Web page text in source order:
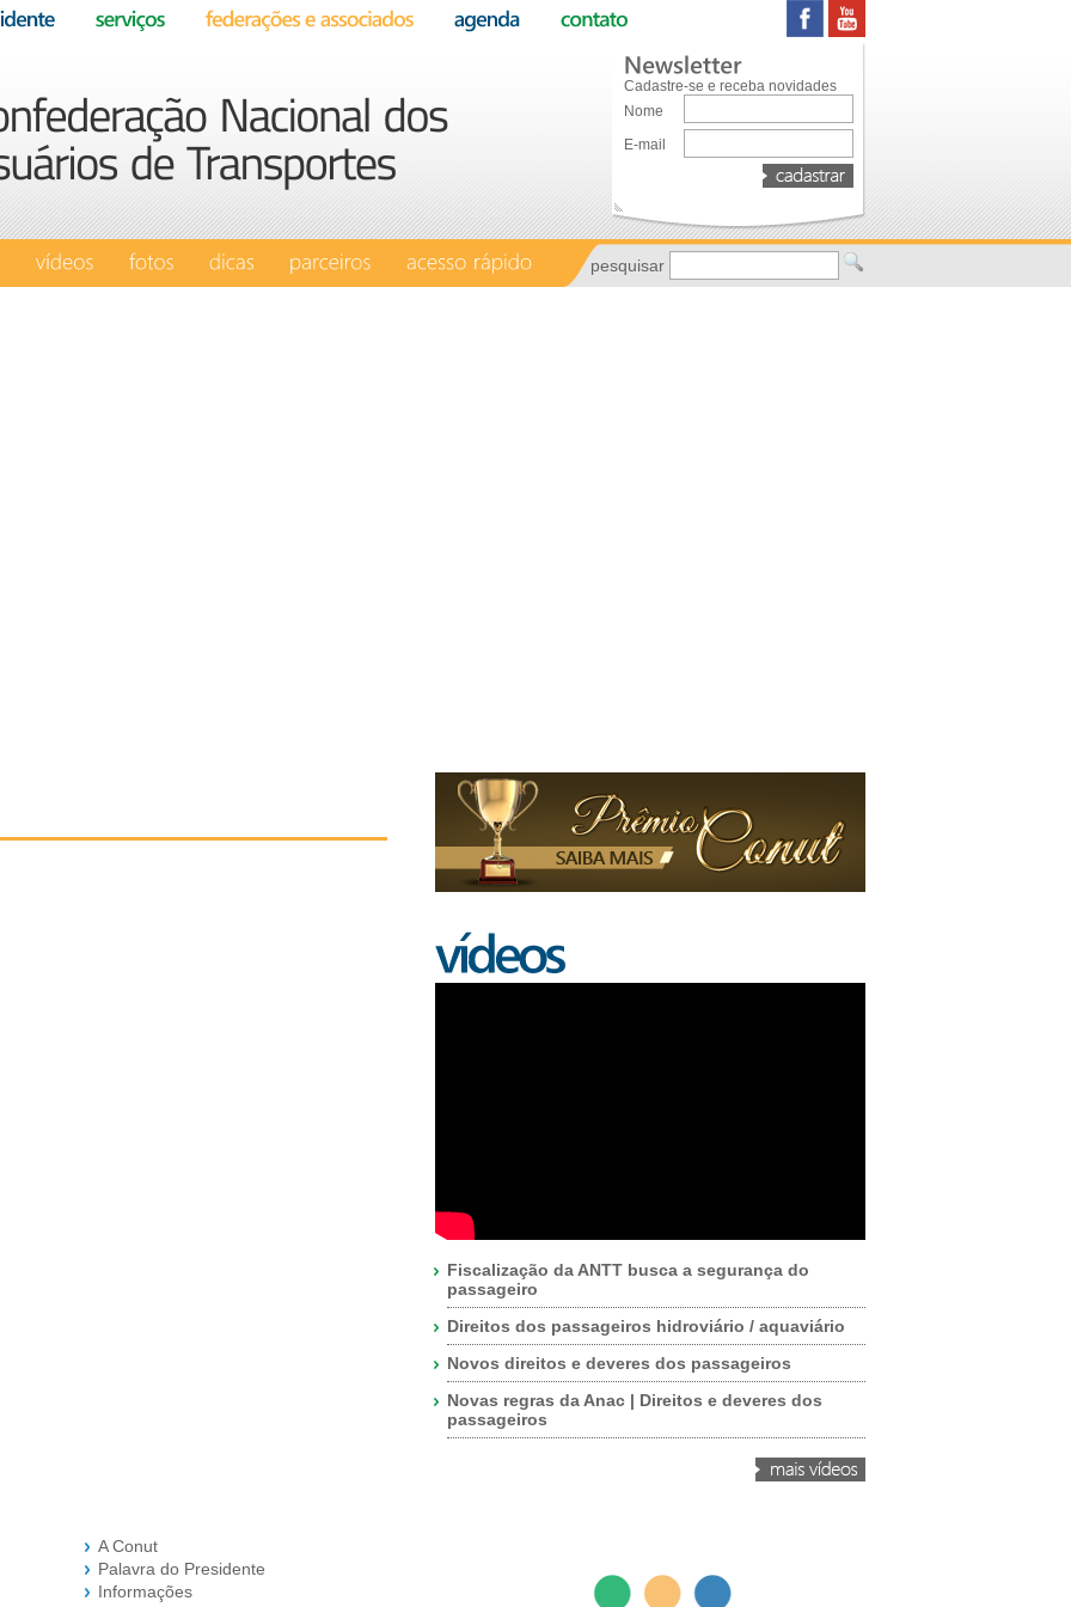
Cadastre-se e receba novidades
Nome
E-mail
pesquisar
Fiscalização da ANTT busca a segurança do
passageiro
Direitos dos passageiros hidroviário / aquaviário
Novos direitos e deveres dos passageiros
Novas regras da Anac | Direitos e deveres dos
passageiros
A Conut
Palavra do Presidente
Informações